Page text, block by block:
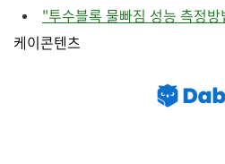
"투수블록 물빠짐 성능 측정
케이콘텐츠